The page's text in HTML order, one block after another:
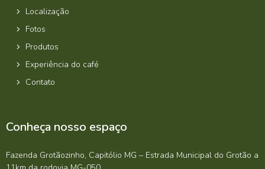
Localização
Fotos
Produtos
Experiência do café
Contato
Conheça nosso espaço
Fazenda Grotãozinho, Capitólio MG – Estrada Municipal do Grotão a